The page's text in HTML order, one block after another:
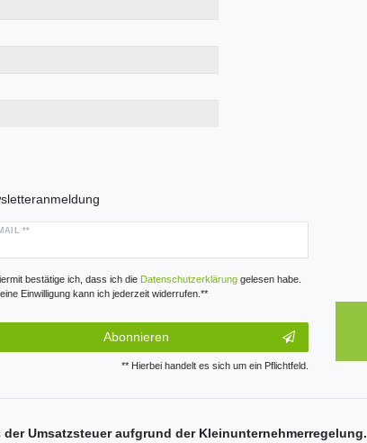
**
bestätige ich, dass ich die Daten­schutz­erklärunggelesen habe.
Einwilligung kann ich jederzeit widerrufen.**
Abonnieren
** Hierbei handelt es sich um ein Pflichtfeld.
der Umsatzsteuer aufgrund der Kleinunternehmerregelung.